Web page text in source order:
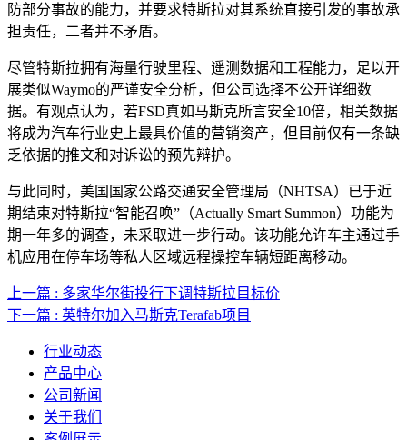
防部分事故的能力，并要求特斯拉对其系统直接引发的事故承
担责任，二者并不矛盾。
尽管特斯拉拥有海量行驶里程、遥测数据和工程能力，足以开
展类似Waymo的严谨安全分析，但公司选择不公开详细数
据。有观点认为，若FSD真如马斯克所言安全10倍，相关数据
将成为汽车行业史上最具价值的营销资产，但目前仅有一条缺
乏依据的推文和对诉讼的预先辩护。
与此同时，美国国家公路交通安全管理局（NHTSA）已于近
期结束对特斯拉“智能召唤”（Actually Smart Summon）功能为
期一年多的调查，未采取进一步行动。该功能允许车主通过手
机应用在停车场等私人区域远程操控车辆短距离移动。
上一篇 : 多家华尔街投行下调特斯拉目标价
下一篇 : 英特尔加入马斯克Terafab项目
行业动态
产品中心
公司新闻
关于我们